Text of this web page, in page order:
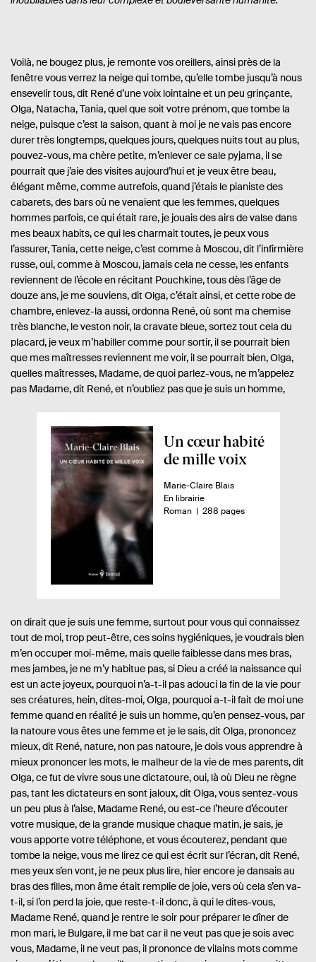
Voilà, ne bougez plus, je remonte vos oreillers, ainsi près de la
fenêtre vous verrez la neige qui tombe, qu’elle tombe jusqu’à nous
ensevelir tous, dit René d’une voix lointaine et un peu grinçante,
Olga, Natacha, Tania, quel que soit votre prénom, que tombe la
neige, puisque c’est la saison, quant à moi je ne vais pas encore
durer très longtemps, quelques jours, quelques nuits tout au plus,
pouvez-vous, ma chère petite, m’enlever ce sale pyjama, il se
pourrait que j’aie des visites aujourd’hui et je veux être beau,
élégant même, comme autrefois, quand j’étais le pianiste des
cabarets, des bars où ne venaient que les femmes, quelques
hommes parfois, ce qui était rare, je jouais des airs de valse dans
mes beaux habits, ce qui les charmait toutes, je peux vous
l’assurer, Tania, cette neige, c’est comme à Moscou, dit l’infirmière
russe, oui, comme à Moscou, jamais cela ne cesse, les enfants
reviennent de l’école en récitant Pouchkine, tous dès l’âge de
douze ans, je me souviens, dit Olga, c’était ainsi, et cette robe de
chambre, enlevez-la aussi, ordonna René, où sont ma chemise
très blanche, le veston noir, la cravate bleue, sortez tout cela du
placard, je veux m’habiller comme pour sortir, il se pourrait bien
que mes maîtresses reviennent me voir, il se pourrait bien, Olga,
quelles maîtresses, Madame, de quoi parlez-vous, ne m’appelez
pas Madame, dit René, et n’oubliez pas que je suis un homme,
A
p
r
ç
v
r
e
:
Un cœur habité
de mille voix
A
u
t
Marie-Claire Blais
D
i
i
é
En librairie
n
a
g
e
Roman- 288 pages
on dirait que je suis une femme, surtout pour vous qui connaissez
tout de moi, trop peut-être, ces soins hygiéniques, je voudrais bien
m’en occuper moi-même, mais quelle faiblesse dans mes bras,
mes jambes, je ne m’y habitue pas, si Dieu a créé la naissance qui
est un acte joyeux, pourquoi n’a-t-il pas adouci la fin de la vie pour
ses créatures, hein, dites-moi, Olga, pourquoi a-t-il fait de moi une
femme quand en réalité je suis un homme, qu’en pensez-vous, par
la natoure vous êtes une femme et je le sais, dit Olga, prononcez
mieux, dit René, nature, non pas natoure, je dois vous apprendre à
mieux prononcer les mots, le malheur de la vie de mes parents, dit
Olga, ce fut de vivre sous une dictatoure, oui, là où Dieu ne règne
pas, tant les dictateurs en sont jaloux, dit Olga, vous sentez-vous
un peu plus à l’aise, Madame René, ou est-ce l’heure d’écouter
votre musique, de la grande musique chaque matin, je sais, je
vous apporte votre téléphone, et vous écouterez, pendant que
tombe la neige, vous me lirez ce qui est écrit sur l’écran, dit René,
mes yeux s’en vont, je ne peux plus lire, hier encore je dansais au
bras des filles, mon âme était remplie de joie, vers où cela s’en va-
t-il, si l’on perd la joie, que reste-t-il donc, à qui le dites-vous,
Madame René, quand je rentre le soir pour préparer le dîner de
mon mari, le Bulgare, il me bat car il ne veut pas que je sois avec
vous, Madame, il ne veut pas, il prononce de vilains mots comme